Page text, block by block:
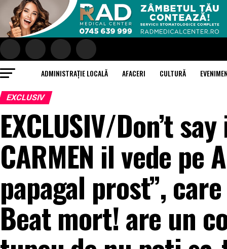
ADMINISTRAȚIE LOCALĂ AFACERI CULTURĂ
EXCLUSIV
EXCLUSIV/Don’t
CARMEN il vede pe
papagal prost”,
Beat mort! are un